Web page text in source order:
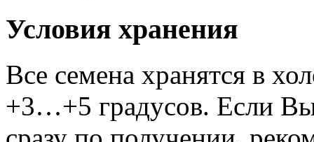
Условия хранения
Все семена хранятся в
+3…+5 градусов. Если Вы